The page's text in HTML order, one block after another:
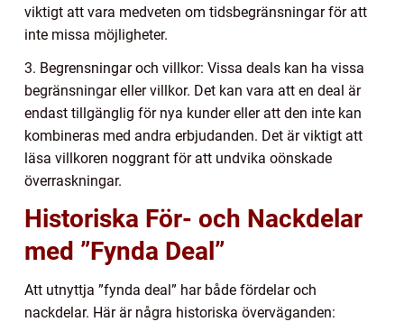
viktigt att vara medveten om tidsbegränsningar för att
inte missa möjligheter.
3. Begrensningar och villkor: Vissa deals kan ha vissa
begränsningar eller villkor. Det kan vara att en deal är
endast tillgänglig för nya kunder eller att den inte kan
kombineras med andra erbjudanden. Det är viktigt att
läsa villkoren noggrant för att undvika oönskade
överraskningar.
Historiska För- och Nackdelar
med ”Fynda Deal”
Att utnyttja ”fynda deal” har både fördelar och
nackdelar. Här är några historiska överväganden: